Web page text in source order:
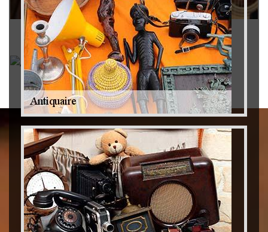
Rachat instrument de musique 79
Achat antiquité 79